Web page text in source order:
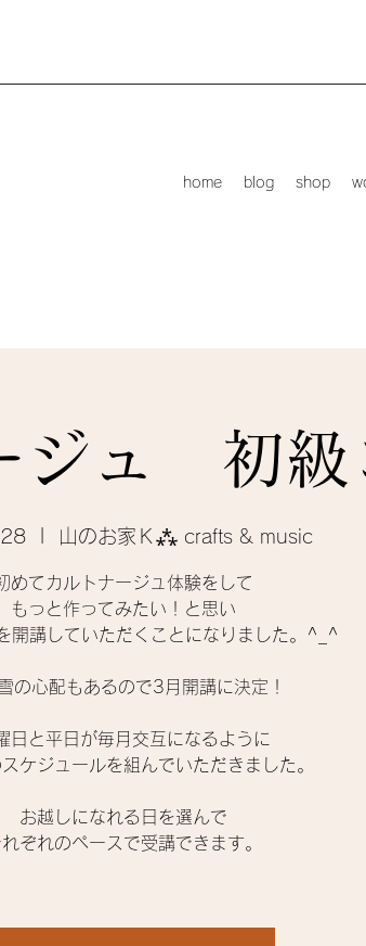
home blog shop
ジュ 初級
山のお家Ｋ⁂ crafts & music
めてカルトナージュ体験をして
もっと作ってみたい！と思い
開講していただくことになりました。^_^
の心配もあるので3月開講に決定！
日と平日が毎月交互になるように
ケジュールを組んでいただきました。
お越しになれる日を選んで
ぞれのペースで受講できます。